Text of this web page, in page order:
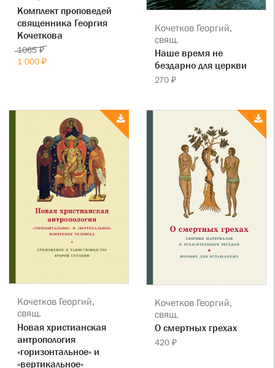
Комплект проповедей
священника Георгия
Кочеткова
1065 ₽
1 000 ₽
Кочетков Георгий,
свящ.
Наше время не
бездарно для церкви
270 ₽
Кочетков Георгий,
свящ.
Новая христианская
антропология
«горизонтальное» и
«вертикальное»
Кочетков Георгий,
свящ.
О смертных грехах
420 ₽